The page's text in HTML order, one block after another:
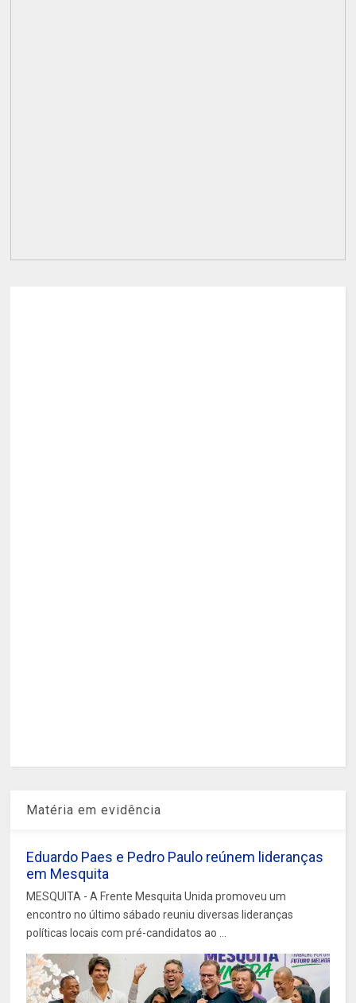
Matéria em evidência
Eduardo Paes e Pedro Paulo reúnem lideranças
em Mesquita
MESQUITA - A Frente Mesquita Unida promoveu um
encontro no último sábado reuniu diversas lideranças
políticas locais com pré-candidatos ao ...